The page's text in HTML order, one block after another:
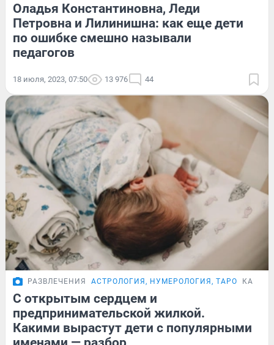
Оладья Константиновна, Леди
Петровна и Лилинишна: как еще дети
по ошибке смешно называли
педагогов
18 июля, 2023, 07:50 13 976 44
РАЗВЛЕЧЕНИЯ АСТРОЛОГИЯ, НУМЕРОЛОГИЯ, ТАРО
С открытым сердцем и
предпринимательской жилкой.
Какими вырастут дети с популярными